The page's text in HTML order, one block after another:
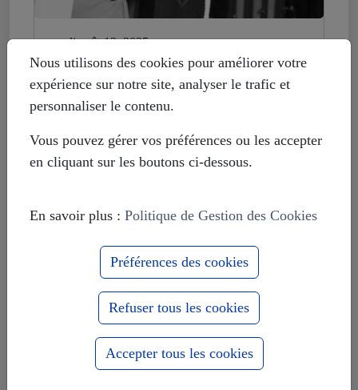
mardi août 12, 2025
Histoire déformée : les Européistes
veulent fonder leur unité sur la
russophobie
Nous utilisons des cookies pour améliorer votre
expérience sur notre site, analyser le trafic et
personnaliser le contenu.
Vous pouvez gérer vos préférences ou les accepter
en cliquant sur les boutons ci-dessous.
En savoir plus : Politique de Gestion des Cookies
Préférences des cookies
Refuser tous les cookies
Accepter tous les cookies